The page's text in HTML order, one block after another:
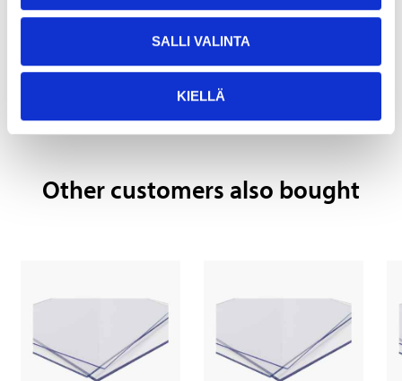
SALLI VALINTA
KIELLÄ
Pay & Collect in your local store within 2 hours!
Other customers also bought